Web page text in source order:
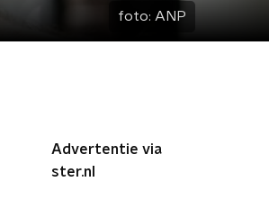
foto: ANP
Advertentie via
ster.nl